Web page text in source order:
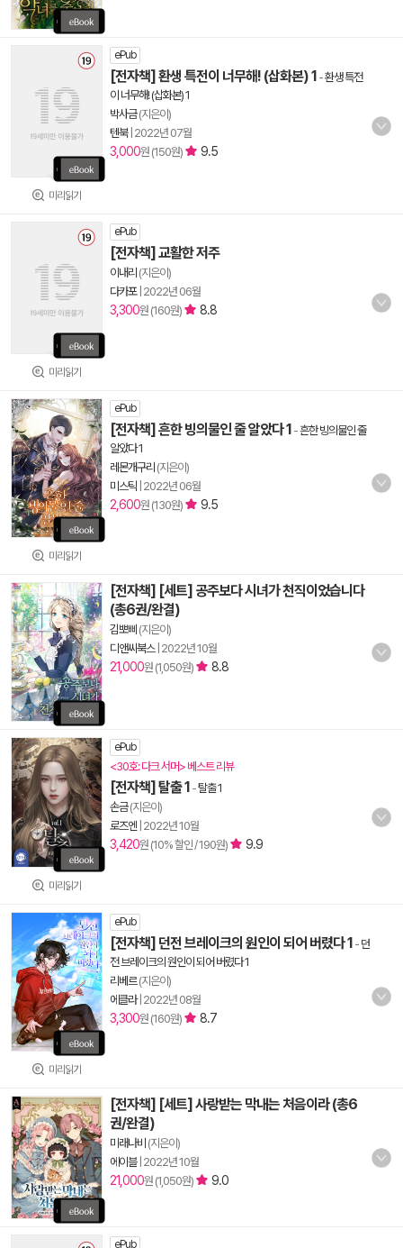
미리읽기
ePub
[전자책] 환생 특전이 너무해! (삽화본) 1 -환생 특전
이 너무해! (삽화본) 1
박사금(지은이)
텐북| 2022년 07월
3,000원 (150원) 9.5
미리읽기
ePub
[전자책] 교활한 저주
이내리 (지은이)
다카포| 2022년 06월
3,300원 (160원) 8.8
미리읽기
ePub
[전자책] 흔한 빙의물인 줄 알았다 1 -흔한 빙의물인 줄
알았다 1
레몬개구리 (지은이)
미스틱 2022년 06월
2,600원 (130원) 9.5
[전자책] [세트] 공주보다 시녀가 천직이었습니다
(총6권/완결)
김뽀삐 (지은이)
디앤씨북스| 2022년 10월
21,000원 (1,050원) 8.8
미리읽기
ePub
<30호: 다크 서머> 베스트 리뷰
[전자책] 탈출 1 -탈출 1
손금(지은이)
로즈엔 2022년 10월
3,420원 (10% 할인 / 190원) 9.9
미리읽기
ePub
[전자책] 던전 브레이크의 원인이 되어 버렸다 1 - 던
전 브레이크의 원인이 되어 버렸다 1
리베르(지은이)
에클라| 2022년 08월
3,300원 (160원) 8.7
[전자책] [세트] 사랑받는 막내는 처음이라 (총6
권/완결)
미래나비 (지은이)
에이블| 2022년 10월
21,000원 (1,050원) 9.0
ePub